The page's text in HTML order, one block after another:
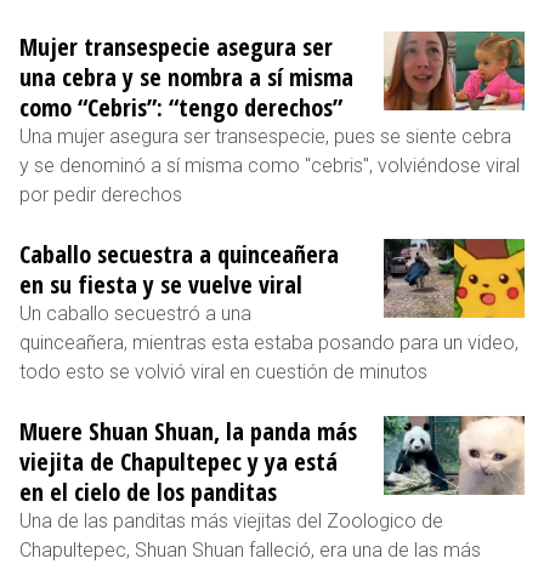
Mujer transespecie asegura ser
una cebra y se nombra a sí misma
como “Cebris”: “tengo derechos”
Una mujer asegura ser transespecie, pues se siente cebra
y se denominó a sí misma como "cebris", volviéndose viral
por pedir derechos
Caballo secuestra a quinceañera
en su fiesta y se vuelve viral
Un caballo secuestró a una
quinceañera, mientras esta estaba posando para un video,
todo esto se volvió viral en cuestión de minutos
Muere Shuan Shuan, la panda más
viejita de Chapultepec y ya está
en el cielo de los panditas
Una de las panditas más viejitas del Zoologico de
Chapultepec, Shuan Shuan falleció, era una de las más